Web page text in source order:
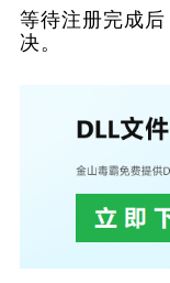
等待注册完成
决。